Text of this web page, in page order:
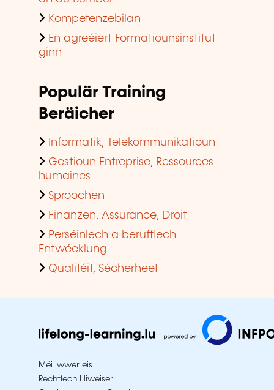
Kompetenzebilan
En agreéiert Formatiounsinstitut
ginn
Populär Training
Beräicher
Informatik, Telekommunikatioun
Gestioun Entreprise, Ressources
humaines
Sproochen
Finanzen, Assurance, Droit
Perséinlech a berufflech
Entwécklung
Qualitéit, Sécherheet
Méi iwwer eis
Rechtlech Hiweiser